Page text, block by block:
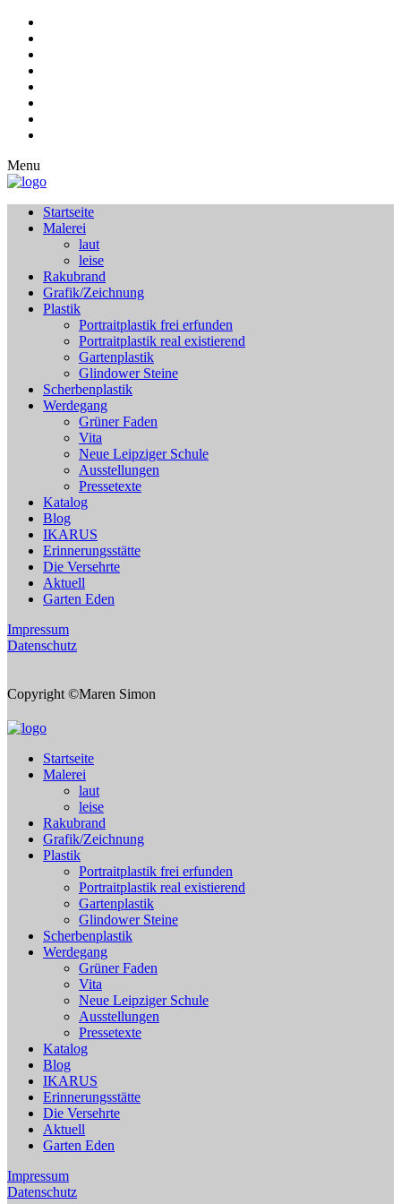
Menu
Startseite
Malerei
laut
leise
Rakubrand
Grafik/Zeichnung
Plastik
Portraitplastik frei erfunden
Portraitplastik real existierend
Gartenplastik
Glindower Steine
Scherbenplastik
Werdegang
Grüner Faden
Vita
Neue Leipziger Schule
Ausstellungen
Pressetexte
Katalog
Blog
IKARUS
Erinnerungsstätte
Die Versehrte
Aktuell
Garten Eden
Impressum
Datenschutz
Copyright ©Maren Simon
Startseite
Malerei
laut
leise
Rakubrand
Grafik/Zeichnung
Plastik
Portraitplastik frei erfunden
Portraitplastik real existierend
Gartenplastik
Glindower Steine
Scherbenplastik
Werdegang
Grüner Faden
Vita
Neue Leipziger Schule
Ausstellungen
Pressetexte
Katalog
Blog
IKARUS
Erinnerungsstätte
Die Versehrte
Aktuell
Garten Eden
Impressum
Datenschutz